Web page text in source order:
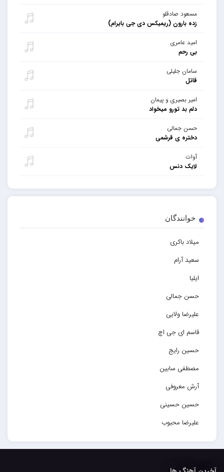
مسعود صادقلو
زده بارون (ریمیکس دی جی بایرام)
امید عامری
بی رحم
سامان جلیلی
قاتل
امیر بصیری و پیمان
دلم بد تورو میخواد
حسن جمالی
دختره ی قرشمی
آوات
لایک دنس
خوانندگان
میلاد باکری
سعید آرام
ایلیا
حسن جمالی
علیرضا ولایی
قاسم ای جی اچ
حسین رایج
مصطفی سابین
آرش معروفی
حسین حسینی
علیرضا محبوب
حسین حصارکی